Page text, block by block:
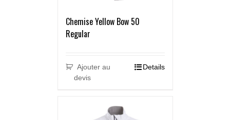
Chemise Yellow Bow 50
Regular
Ajouter au
devis
Details